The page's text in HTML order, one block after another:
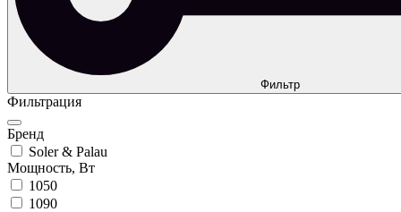
Фильтр
Фильтрация
Бренд
Soler & Palau
Мощность, Вт
1050
1090